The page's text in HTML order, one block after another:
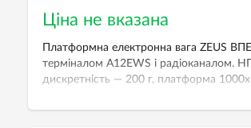
Ціна не вказана
Платформна електронна вага ZEUS
терміналом А12EWS і радіоканалом.
дискретність — 200 г, платформа